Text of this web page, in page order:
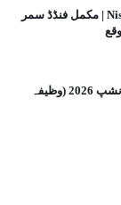
Niskanen Summer Institute 2026 USA | مکمل فنڈڈ سمر
USA میں ورلڈ بینک ٹریژری سمر انٹرنشپ 2026 (وظیفہ